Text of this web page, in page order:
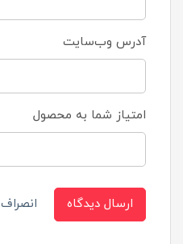
آدرس وب‌سایت
امتیاز شما به محصول
ارسال دیدگاه انصراف